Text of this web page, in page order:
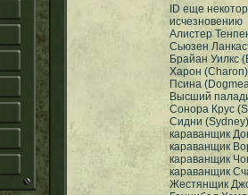
ID еще
исчезновению
Алистер
Сьюзен
Брайан Уилкс
Харон
Псина
Высший
Сонора Крус
Сидни
караванщик
караванщик
караванщик
караванщик
Жестянщик